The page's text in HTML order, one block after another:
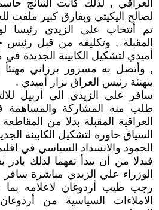
العراقي , لذلك كانت النتائج
لصالح اليكيتي وبفارق كبير ملفت
تم أنتخاب على الزيدي رئيسا
المقبلة , وتكليفه من قبل رئيس
أميدي لتشكيل الكابينة الجديدة في
, وأتصل به مسرور برزاني مهنئأ
بتهنئة رئيس العراق نزار أميدي .
سافر على الزيدي الى أربيل
طلب منه المشاركة والمساهمة
العراقية المقبلة بدلا من
السياق حاوره لتشكيل الكابينة
الجمود والانسداد السياسي في
فبدلا من أن يبدأ تفهما لذلك بادر
الوزراء علي الزيدي مباشرة سافر
رجب طيب أردوغان لاعلامه
الاملاءات السياسية من